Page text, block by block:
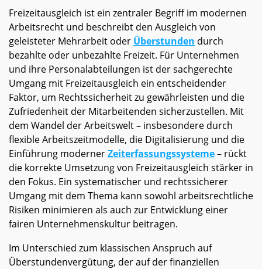
Freizeitausgleich ist ein zentraler Begriff im modernen
Arbeitsrecht und beschreibt den Ausgleich von
geleisteter Mehrarbeit oder Überstunden durch
bezahlte oder unbezahlte Freizeit. Für Unternehmen
und ihre Personalabteilungen ist der sachgerechte
Umgang mit Freizeitausgleich ein entscheidender
Faktor, um Rechtssicherheit zu gewährleisten und die
Zufriedenheit der Mitarbeitenden sicherzustellen. Mit
dem Wandel der Arbeitswelt – insbesondere durch
flexible Arbeitszeitmodelle, die Digitalisierung und die
Einführung modernerZeiterfassungssysteme– rückt
die korrekte Umsetzung von Freizeitausgleich stärker in
den Fokus. Ein systematischer und rechtssicherer
Umgang mit dem Thema kann sowohl arbeitsrechtliche
Risiken minimieren als auch zur Entwicklung einer
fairen Unternehmenskultur beitragen.
Im Unterschied zum klassischen Anspruch auf
Überstundenvergütung, der auf der finanziellen